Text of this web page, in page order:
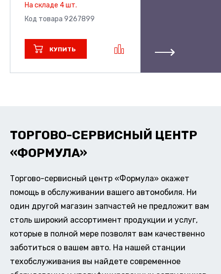
На складе 4 шт.
Код товара 9267899
КУПИТЬ
ТОРГОВО-СЕРВИСНЫЙ ЦЕНТР
«ФОРМУЛА»
Торгово-сервисный центр «Формула» окажет
помощь в обслуживании вашего автомобиля. Ни
один другой магазин запчастей не предложит вам
столь широкий ассортимент продукции и услуг,
которые в полной мере позволят вам качественно
заботиться о вашем авто. На нашей станции
техобслуживания вы найдете современное